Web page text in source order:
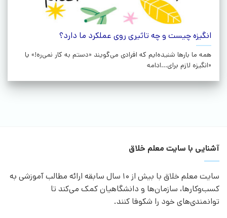
انگیزه چیست و چه تاثیری روی عملکرد ما دارد؟
همه ما بارها شنیده‌ایم که افرادی می‌گویند «دستم به کار نمی‌ره!» یا
«انگیزه لازم برای...ادامه
آشنایی با سایت معلم خلاق
سایت معلم خلاق با بیش از 10 سال سابقه ارائه مطالب آموزشی به
کسب‌وکارها، سازمان‌ها و دانشگاهیان کمک می‌کند تا
توانمندی‌های خود را شکوفا کنند.